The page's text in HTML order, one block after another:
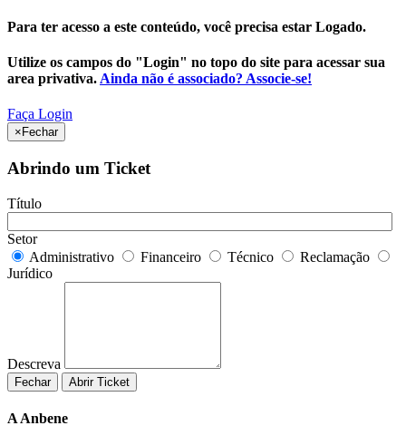
Para ter acesso a este conteúdo, você precisa estar Logado.
Utilize os campos do "Login" no topo do site para acessar sua
area privativa. Ainda não é associado? Associe-se!
Faça Login
× Fechar
Abrindo um Ticket
Título
Setor
Administrativo
Financeiro Técnico
Reclamação
Jurídico
Descreva
Fechar
A Anbene